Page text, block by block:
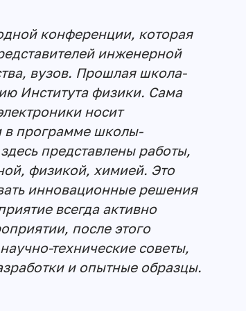
конференции, которая
инженерной
вузов. Прошлая школа-
Института физики. Сама
носит
в программе школы-
представлены работы,
физикой, химией. Это
инновационные решения
всегда активно
после этого
технические советы,
и опытные образцы.